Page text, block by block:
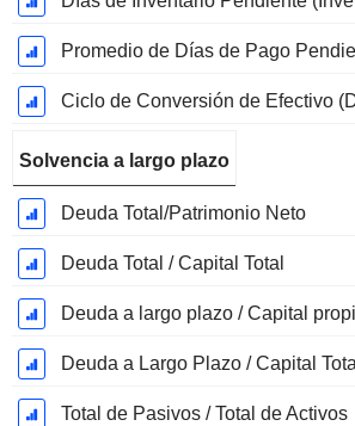
Promedio de Días de Pago
Solvencia a largo plazo
Deuda Total/Patrimonio Neto
Deuda Total / Capital Total
Deuda a largo plazo / Capital
Deuda a Largo Plazo / Capital Total
Total de Pasivos / Total de Activos